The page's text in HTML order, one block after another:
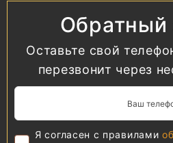
Обратный
Оставьте свой
перезвонит через
Я согласен с правилами